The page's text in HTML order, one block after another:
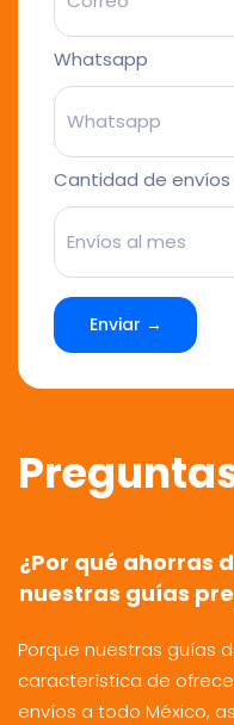
Whatsapp
Cantidad de envíos
Enviar →
¿Por qué ahorras
nuestras guías
Porque nuestras guías
característica de
envíos a todo México,